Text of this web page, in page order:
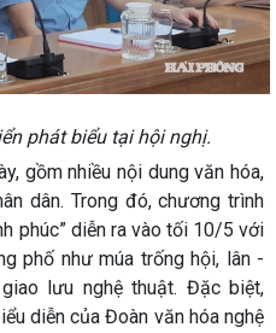
phát biểu tại hội nghị.
gồm nhiều nội dung văn hóa,
dân. Trong đó, chương trình
phúc” diễn ra vào tối 10/5 với
phố như múa trống hội, lân -
lưu nghệ thuật. Đặc biệt,
diễn của Đoàn văn hóa nghệ